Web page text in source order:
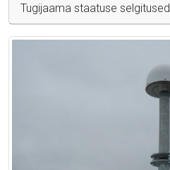
Tugijaama staatuse selgitused